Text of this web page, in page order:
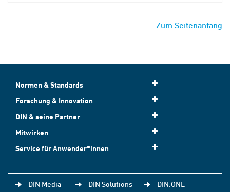
Zum Seitenanfang
Normen & Standards
Forschung & Innovation
DIN & seine Partner
Mitwirken
Service für Anwender*innen
DIN Media DIN Solutions DIN.ONE